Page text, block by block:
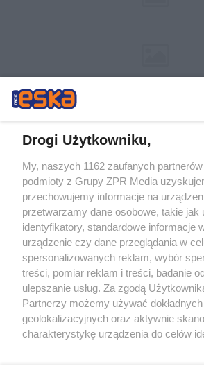
Żaden utwór zamieszczony w serwisie nie może
rozpowszechniany lub dalej rozpowszechniany
tym także elektroniczny lub mechaniczny) na
eksploatacji w jakiejkolwiek formie, włącznie z
Internecie bez pisemnej zgody właściciela praw.
wykorzystanie utworów w całości lub w części z
tzn. bez właściwej zgody, jest zabronione pod
ścigane prawnie.
Drogi Użytkowniku,
My, naszych 1162 zaufanych
podmioty z Grupy ZPR Media
przechowujemy informacje na
przetwarzamy dane osobowe, takie jak
identyfikatory, standardowe informacje
urządzenie czy dane przeglądania w
spersonalizowanych reklam, wybór
treści, pomiar reklam i treści, badanie
ulepszanie usług. Za zgodą
Partnerzy możemy używać
geolokalizacyjnych oraz aktywnie
charakterystykę urządzenia do celów